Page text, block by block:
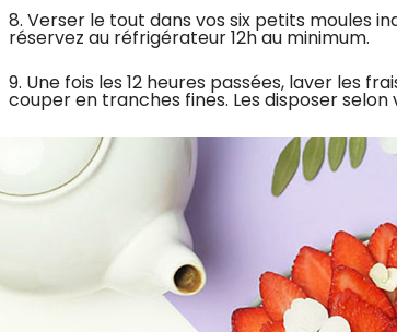
8. Verser le tout dans vos six petits moules
réservez au réfrigérateur 12h au minimum.
9. Une fois les 12 heures passées, laver les
couper en tranches fines. Les disposer